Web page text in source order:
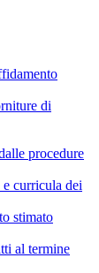
di
procedure
curricula dei
stimato
al termine